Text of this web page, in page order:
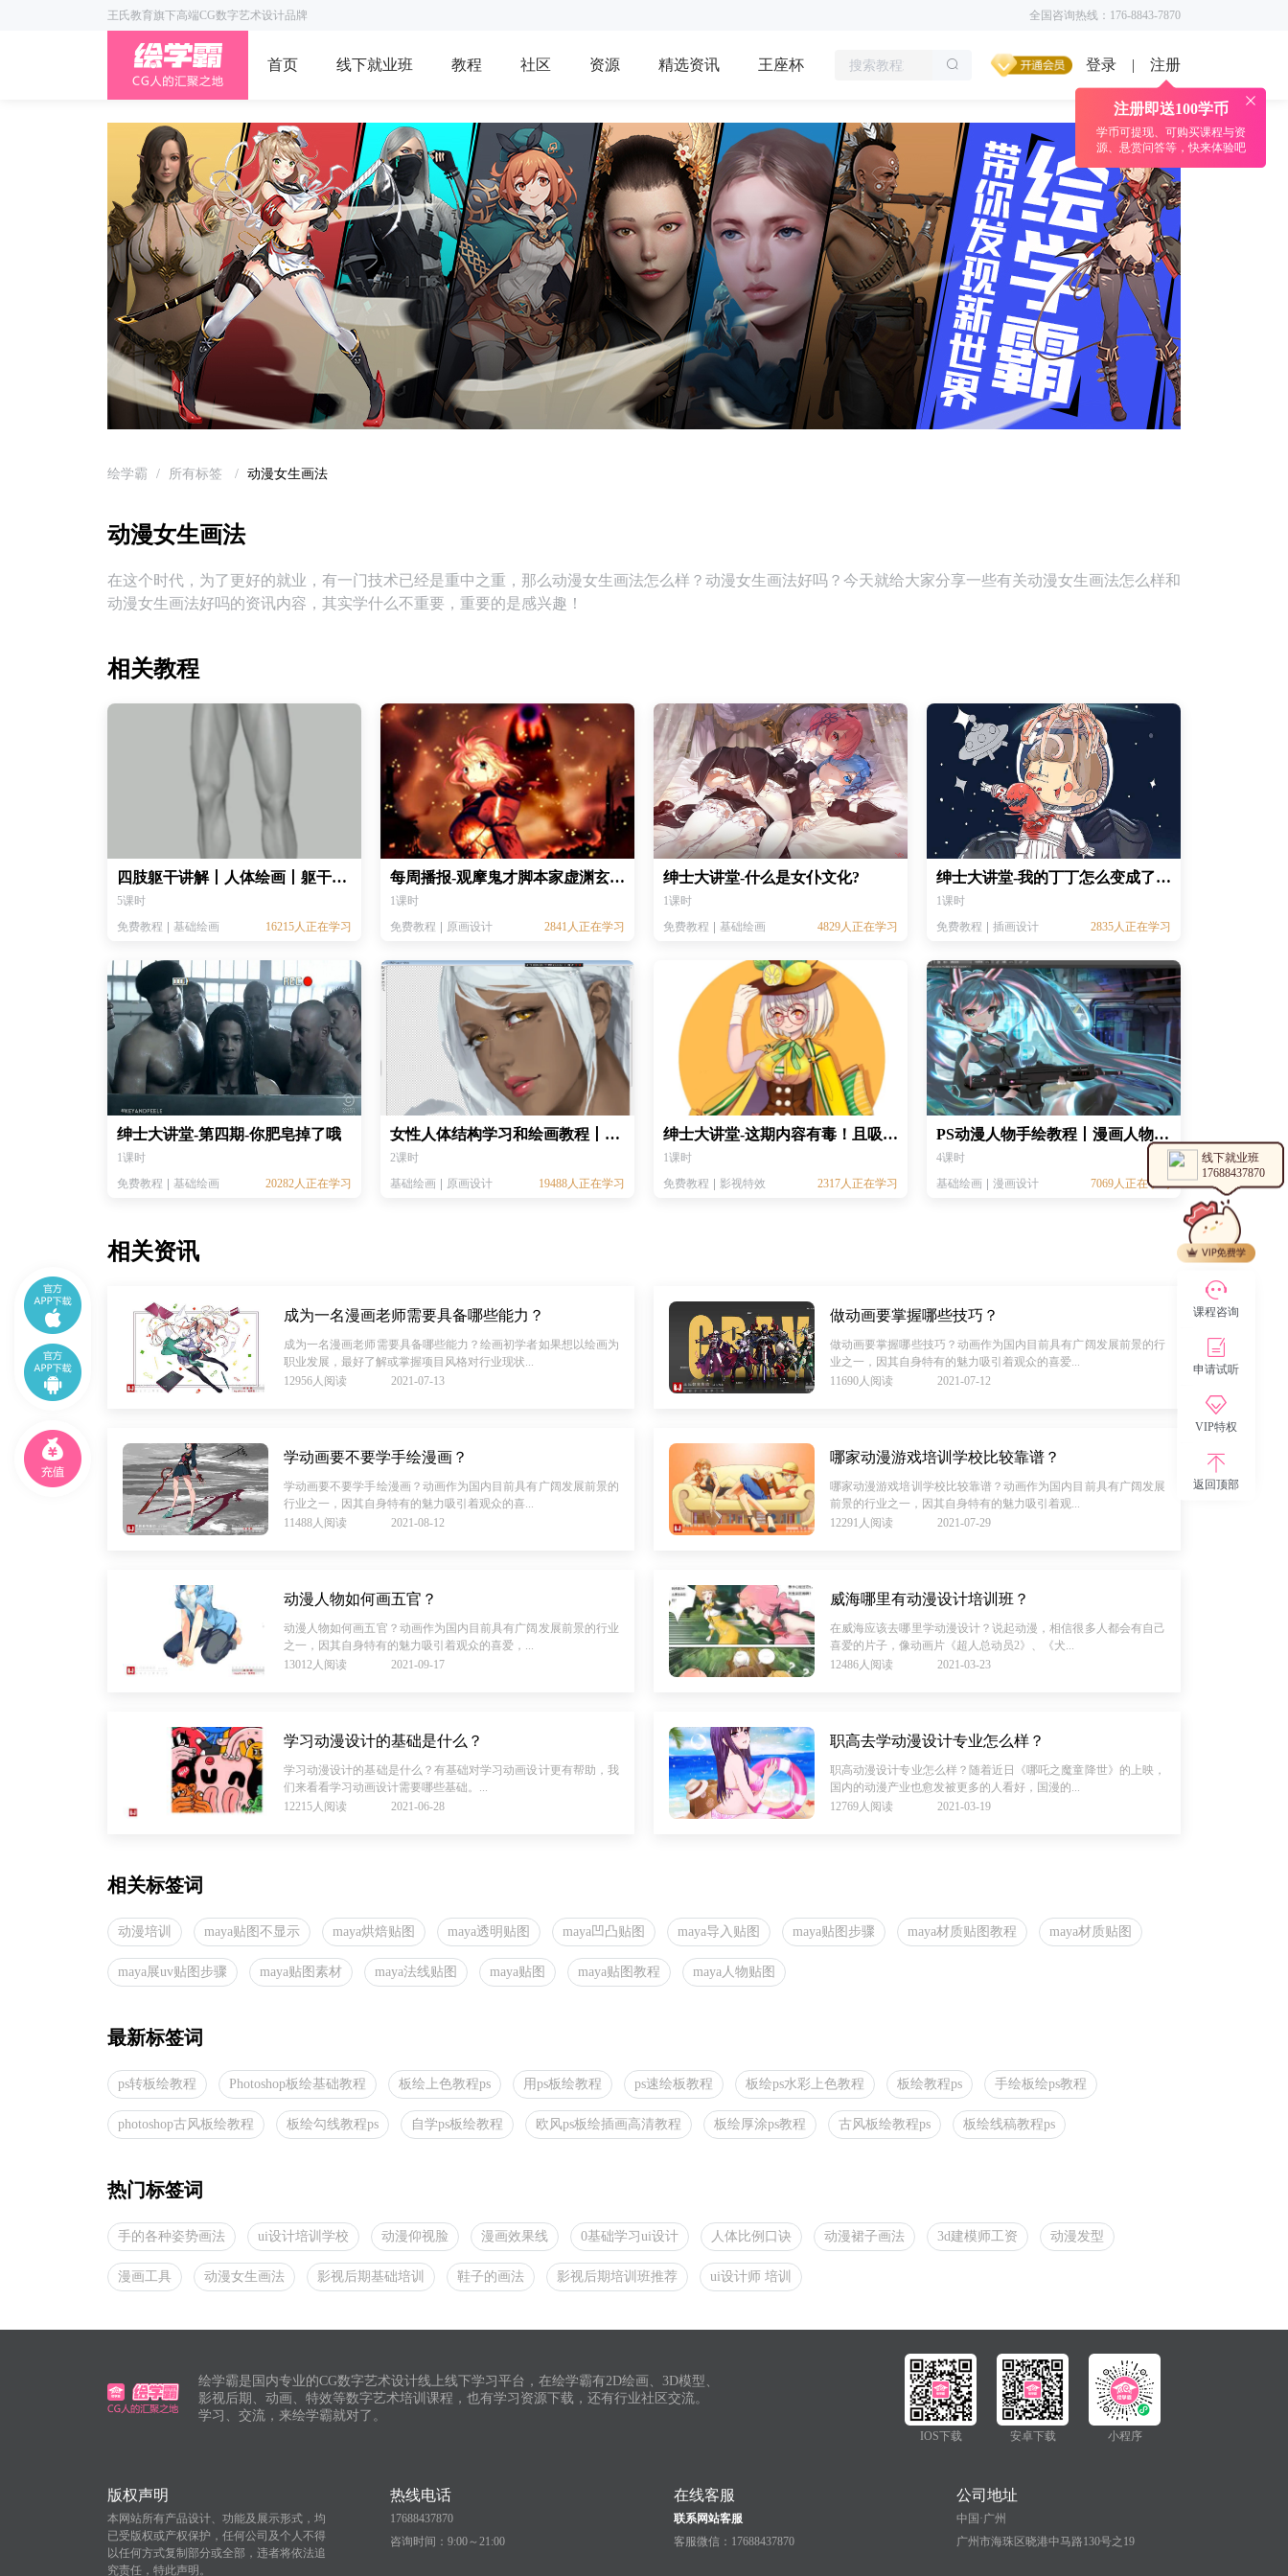
王氏教育旗下高端CG数字艺术设计品牌 全国咨询热线：176-8843-7870
首页 线下就业班 教程 社区 资源 精选资讯 王座杯 登录 |
注册即送100学币
学币可提现、可购买课程与资
源、悬赏问答等，快来体验吧
注册
绘学霸 / 所有标签 / 动漫女生画法
动漫女生画法
在这个时代，为了更好的就业，有一门技术已经是重中之重，那么动漫女生画法怎么样？动漫女生画法好吗？今天就给大家分享一些有关动漫女生画法怎么样和
动漫女生画法好吗的资讯内容，其实学什么不重要，重要的是感兴趣！
相关教程
四肢躯干讲解丨人体绘画丨躯干基础丨PS教程
5课时
免费教程
基础绘画 16215人正在学习
每周播报-观摩鬼才脚本家虚渊玄，持笔哥斯拉又称年度力作？
1课时
免费教程
原画设计 2841人正在学习
绅士大讲堂-什么是女仆文化?
1课时
免费教程
基础绘画 4829人正在学习
绅士大讲堂-我的丁丁怎么变成了异形
1课时
免费教程
插画设计 2835人正在学习
绅士大讲堂-第四期-你肥皂掉了哦
1课时
免费教程
基础绘画 20282人正在学习
女性人体结构学习和绘画教程丨女性结构基础绘画教程丨PS板绘教程 丨CG电脑绘画教程
2课时
基础绘画
原画设计 19488人正在学习
绅士大讲堂-这期内容有毒！且吸且珍惜!
1课时
免费教程
影视特效 2317人正在学习
PS动漫人物手绘教程丨漫画人物绘画教程
4课时
基础绘画
漫画设计 7069人正在学习
相关资讯
成为一名漫画老师需要具备哪些能力？
成为一名漫画老师需要具备哪些能力？绘画初学者如果想以绘画为
职业发展，最好了解或掌握项目风格对行业现状...
12956人阅读
2021-07-13
做动画要掌握哪些技巧？
做动画要掌握哪些技巧？动画作为国内目前具有广阔发展前景的行
业之一，因其自身特有的魅力吸引着观众的喜爱...
11690人阅读
2021-07-12
学动画要不要学手绘漫画？
学动画要不要学手绘漫画？动画作为国内目前具有广阔发展前景的
行业之一，因其自身特有的魅力吸引着观众的喜...
11488人阅读
2021-08-12
哪家动漫游戏培训学校比较靠谱？
哪家动漫游戏培训学校比较靠谱？动画作为国内目前具有广阔发展
前景的行业之一，因其自身特有的魅力吸引着观...
12291人阅读
2021-07-29
动漫人物如何画五官？
动漫人物如何画五官？动画作为国内目前具有广阔发展前景的行业
之一，因其自身特有的魅力吸引着观众的喜爱，...
13012人阅读
2021-09-17
威海哪里有动漫设计培训班？
在威海应该去哪里学动漫设计？说起动漫，相信很多人都会有自己
喜爱的片子，像动画片《超人总动员2》、《犬...
12486人阅读
2021-03-23
学习动漫设计的基础是什么？
学习动漫设计的基础是什么？有基础对学习动画设计更有帮助，我
们来看看学习动画设计需要哪些基础。...
12215人阅读
2021-06-28
职高去学动漫设计专业怎么样？
职高动漫设计专业怎么样？随着近日《哪吒之魔童降世》的上映，
国内的动漫产业也愈发被更多的人看好，国漫的...
12769人阅读
2021-03-19
相关标签词
动漫培训 maya贴图不显示 maya烘焙贴图 maya透明贴图 maya凹凸贴图 maya导入贴图 maya贴图步骤 maya材质贴图教程 maya材质贴图
maya展uv贴图步骤 maya贴图素材 maya法线贴图 maya贴图 maya贴图教程 maya人物贴图
最新标签词
ps转板绘教程 Photoshop板绘基础教程 板绘上色教程ps 用ps板绘教程 ps速绘板教程 板绘ps水彩上色教程 板绘教程ps 手绘板绘ps教程
photoshop古风板绘教程 板绘勾线教程ps 自学ps板绘教程 欧风ps板绘插画高清教程 板绘厚涂ps教程 古风板绘教程ps 板绘线稿教程ps
热门标签词
手的各种姿势画法 ui设计培训学校 动漫仰视脸 漫画效果线 0基础学习ui设计 人体比例口诀 动漫裙子画法 3d建模师工资 动漫发型
漫画工具 动漫女生画法 影视后期基础培训 鞋子的画法 影视后期培训班推荐 ui设计师 培训
线下就业班
17688437870
课程咨询
申请试听
VIP特权
返回顶部
绘学霸是国内专业的CG数字艺术设计线上线下学习平台，在绘学霸有2D绘画、3D模型、
影视后期、动画、特效等数字艺术培训课程，也有学习资源下载，还有行业社区交流。
学习、交流，来绘学霸就对了。
IOS下载 安卓下载 小程序
版权声明
本网站所有产品设计、功能及展示形式，均
已受版权或产权保护，任何公司及个人不得
以任何方式复制部分或全部，违者将依法追
究责任，特此声明。
热线电话
17688437870
咨询时间：9:00～21:00
在线客服
联系网站客服
客服微信：17688437870
公司地址
中国·广州
广州市海珠区晓港中马路130号之19